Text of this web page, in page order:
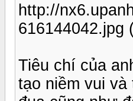
http://
616144042.jpg
Tiêu chí của
tạo niềm vui